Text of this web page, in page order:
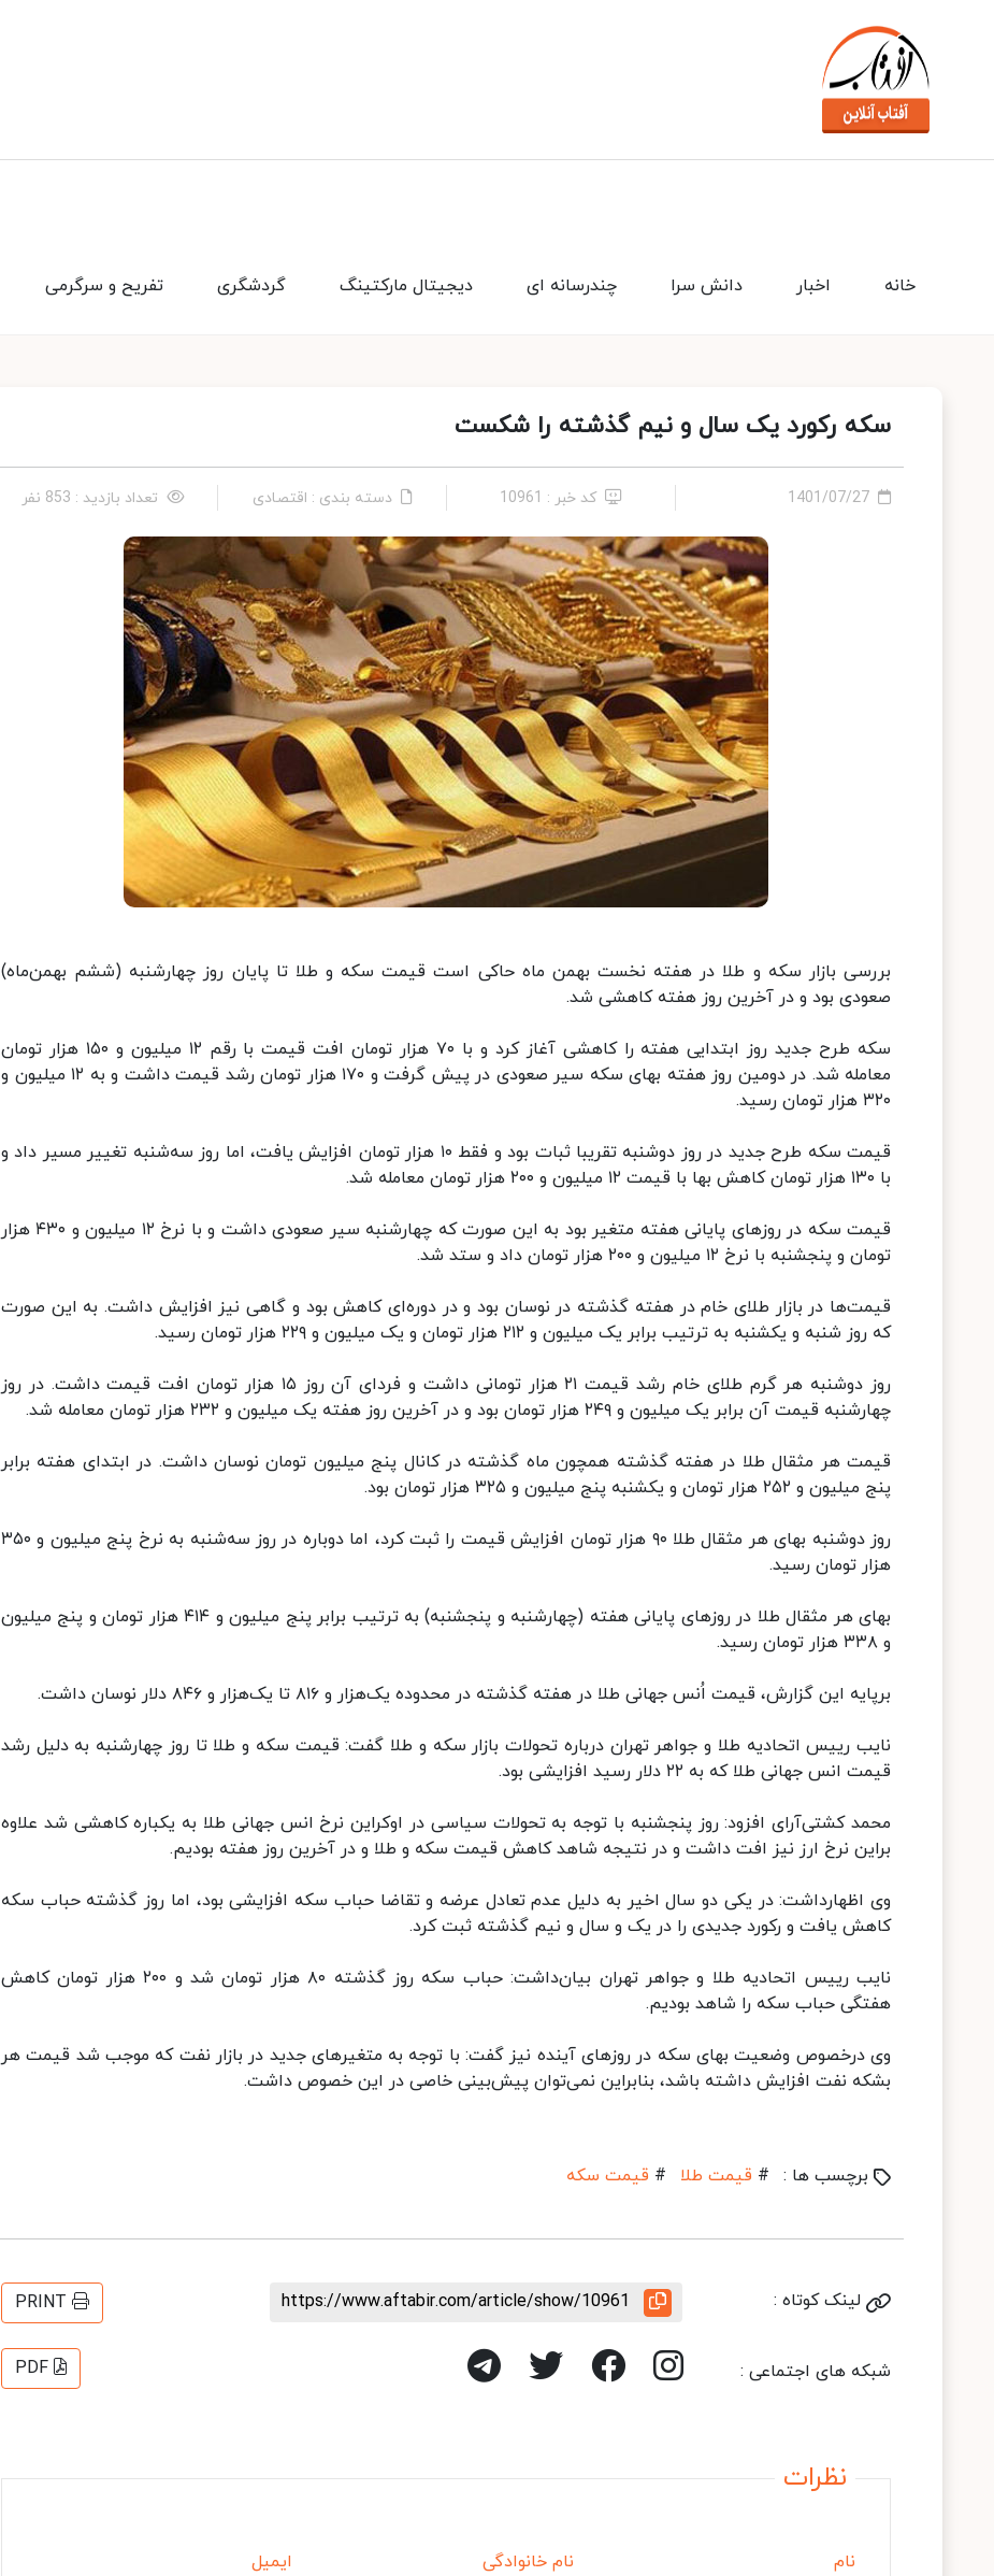
تفریح و سرگرمی گردشگری دیجیتال مارکتینگ چندرسانه ای دانش سرا اخبار خانه
سکه رکورد یک سال و نیم گذشته را شکست
1401/07/27 کد خبر : 10961 دسته بندی : اقتصادی تعداد بازدید : 853 نفر
بررسی بازار سکه و طلا در هفته نخست بهمن ماه حاکی است قیمت سکه و طلا تا پایان روز چهارشنبه (ششم بهمن‌ماه)
صعودی بود و در آخرین روز هفته کاهشی شد.
سکه طرح جدید روز ابتدایی هفته را کاهشی آغاز کرد و با ۷۰ هزار تومان افت قیمت با رقم ۱۲ میلیون و ۱۵۰ هزار تومان
معامله شد. در دومین روز هفته بهای سکه سیر صعودی در پیش گرفت و ۱۷۰ هزار تومان رشد قیمت داشت و به ۱۲ میلیون و
۳۲۰ هزار تومان رسید.
قیمت سکه طرح جدید در روز دوشنبه تقریبا ثبات بود و فقط ۱۰ هزار تومان افزایش یافت، اما روز سه‌شنبه تغییر مسیر داد و
با ۱۳۰ هزار تومان کاهش بها با قیمت ۱۲ میلیون و ۲۰۰ هزار تومان معامله شد.
قیمت سکه در روزهای پایانی هفته متغیر بود به این صورت که چهارشنبه سیر صعودی داشت و با نرخ ۱۲ میلیون و ۴۳۰ هزار
تومان و پنجشنبه با نرخ ۱۲ میلیون و ۲۰۰ هزار تومان داد و ستد شد.
قیمت‌ها در بازار طلای خام در هفته گذشته در نوسان بود و در دوره‌ای کاهش بود و گاهی نیز افزایش داشت. به این صورت
که روز شنبه و یکشنبه به ترتیب برابر یک میلیون و ۲۱۲ هزار تومان و یک میلیون و ۲۲۹ هزار تومان رسید.
روز دوشنبه هر گرم طلای خام رشد قیمت ۲۱ هزار تومانی داشت و فردای آن روز ۱۵ هزار تومان افت قیمت داشت. در روز
چهارشنبه قیمت آن برابر یک میلیون و ۲۴۹ هزار تومان بود و در آخرین روز هفته یک میلیون و ۲۳۲ هزار تومان معامله شد.
قیمت هر مثقال طلا در هفته گذشته همچون ماه گذشته در کانال پنج میلیون تومان نوسان داشت. در ابتدای هفته برابر
پنج میلیون و ۲۵۲ هزار تومان و یکشنبه پنج میلیون و ۳۲۵ هزار تومان بود.
روز دوشنبه بهای هر مثقال طلا ۹۰ هزار تومان افزایش قیمت را ثبت کرد، اما دوباره در روز سه‌شنبه به نرخ پنج میلیون و ۳۵۰
هزار تومان رسید.
بهای هر مثقال طلا در روزهای پایانی هفته (چهارشنبه و پنجشنبه) به ترتیب برابر پنج میلیون و ۴۱۴ هزار تومان و پنج میلیون
و ۳۳۸ هزار تومان رسید.
برپایه این گزارش، قیمت اُنس جهانی طلا در هفته گذشته در محدوده یک‌هزار و ۸۱۶ تا یک‌هزار و ۸۴۶ دلار نوسان داشت.
نایب رییس اتحادیه طلا و جواهر تهران درباره تحولات بازار سکه و طلا گفت: قیمت سکه و طلا تا روز چهارشنبه به دلیل رشد
قیمت انس جهانی طلا که به ۲۲ دلار رسید افزایشی بود.
محمد کشتی‌آرای افزود: روز پنجشنبه با توجه به تحولات سیاسی در اوکراین نرخ انس جهانی طلا به یکباره کاهشی شد علاوه
براین نرخ ارز نیز افت داشت و در نتیجه شاهد کاهش قیمت سکه و طلا و در آخرین روز هفته بودیم.
وی اظهارداشت: در یکی دو سال اخیر به دلیل عدم تعادل عرضه و تقاضا حباب سکه افزایشی بود، اما روز گذشته حباب سکه
کاهش یافت و رکورد جدیدی را در یک و سال و نیم گذشته ثبت کرد.
نایب رییس اتحادیه طلا و جواهر تهران بیان‌داشت: حباب سکه روز گذشته ۸۰ هزار تومان شد و ۲۰۰ هزار تومان کاهش
هفتگی حباب سکه را شاهد بودیم.
وی درخصوص وضعیت بهای سکه در روزهای آینده نیز گفت: با توجه به متغیرهای جدید در بازار نفت که موجب شد قیمت هر
بشکه نفت افزایش داشته باشد، بنابراین نمی‌توان پیش‌بینی خاصی در این خصوص داشت.
برچسب ها : # قیمت طلا # قیمت سکه
لینک کوتاه : https://www.aftabir.com/article/show/10961
PRINT
شبکه های اجتماعی : PDF
نظرات
نام نام خانوادگی ایمیل